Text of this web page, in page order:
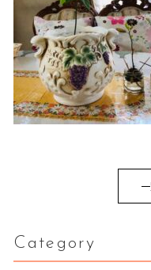
Category